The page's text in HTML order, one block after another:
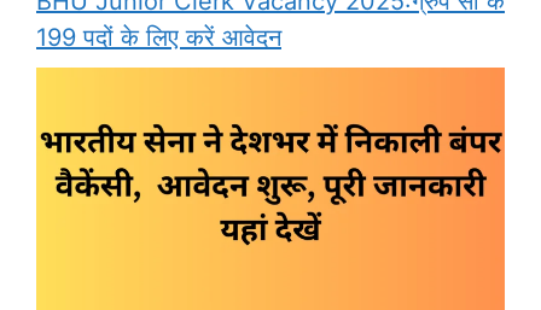
199 पदों के लिए करें आवेदन